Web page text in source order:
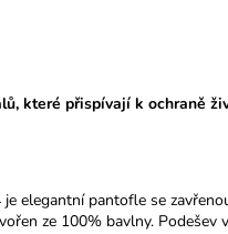
které přispívají k ochraně
elegantní pantofle se
ze 100% bavlny.